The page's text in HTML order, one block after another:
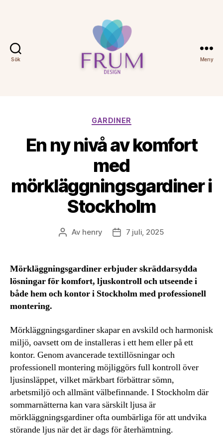
Sök Meny
Kategorier
GARDINER
En ny nivå av komfort
med
mörkläggningsgardiner i
Stockholm
Inläggsförfattare
Av henry Inläggsdatum
7 juli, 2025
Mörkläggningsgardiner erbjuder skräddarsydda
lösningar för komfort, ljuskontroll och utseende i
både hem och kontor i Stockholm med professionell
montering.
Mörkläggningsgardiner skapar en avskild och harmonisk
miljö, oavsett om de installeras i ett hem eller på ett
kontor. Genom avancerade textillösningar och
professionell montering möjliggörs full kontroll över
ljusinsläppet, vilket märkbart förbättrar sömn,
arbetsmiljö och allmänt välbefinnande. I Stockholm där
sommarnätterna kan vara särskilt ljusa är
mörkläggningsgardiner ofta oumbärliga för att undvika
störande ljus när det är dags för återhämtning.